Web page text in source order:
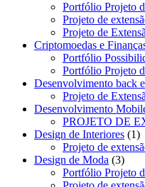
Portfólio Projeto
Projeto de
Projeto de
Criptomoedas e
Portfólio
Portfólio Projeto
Desenvolvimento back
Projeto de
Desenvolvimento
PROJETO DE
Design de Interiores 11
Projeto de
Design de Moda 33
Portfólio Projeto